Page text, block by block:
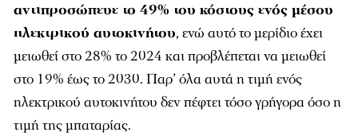
αντιπροσώπευε το 49% του κόστους ενός μέσου
ηλεκτρικού αυτοκινήτου, ενώ αυτό το μερίδιο έχει
μειωθεί στο 28% το 2024 και προβλέπεται να μειωθεί
στο 19% έως το 2030. Παρ’ όλα αυτά η τιμή ενός
ηλεκτρικού αυτοκινήτου δεν πέφτει τόσο γρήγορα όσο η
τιμή της μπαταρίας.